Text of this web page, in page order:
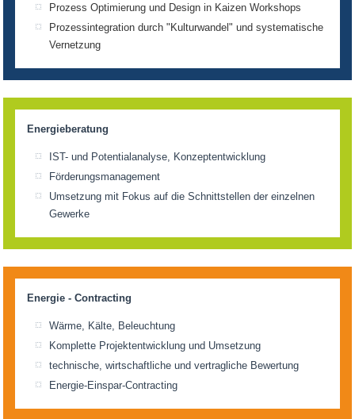
Prozess Optimierung und Design in Kaizen Workshops
Prozessintegration durch "Kulturwandel" und systematische
Vernetzung
Energieberatung
IST- und Potentialanalyse, Konzeptentwicklung
Förderungsmanagement
Umsetzung mit Fokus auf die Schnittstellen der einzelnen
Gewerke
Energie - Contracting
Wärme, Kälte, Beleuchtung
Komplette Projektentwicklung und Umsetzung
technische, wirtschaftliche und vertragliche Bewertung
Energie-Einspar-Contracting